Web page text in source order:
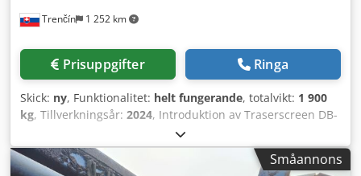
Trenčín 1 252 km
Prisuppgifter Ringa
Skick: ny, Funktionalitet: helt fungerande, totalvikt: 1 900
kg, Tillverkningsår: 2024, Introduktion av Traserscreen DB-
40LC – Den ultimata siktmaskinen för oöverträffad
effektivitet! Förbättra din materialsortering med
Traserscreen DB-40LC. Maskinen är konstruerad förSmåannons